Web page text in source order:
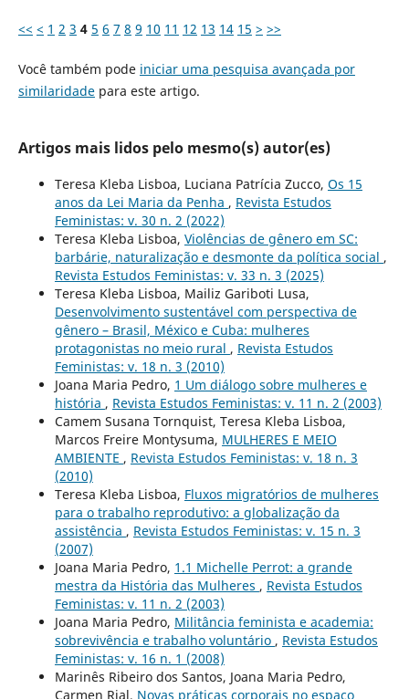
<< < 1 2 3 4 5 6 7 8 9 10 11 12 13 14 15 > >>
Você também pode iniciar uma pesquisa avançada por
similaridadepara este artigo.
Artigos mais lidos pelo mesmo(s) autor(es)
Teresa Kleba Lisboa, Luciana Patrícia Zucco, Os 15
anos da Lei Maria da Penha , Revista Estudos
Feministas: v. 30 n. 2 (2022)
Teresa Kleba Lisboa, Violências de gênero em SC:
barbárie, naturalização e desmonte da política social ,
Revista Estudos Feministas: v. 33 n. 3 (2025)
Teresa Kleba Lisboa, Mailiz Gariboti Lusa,
Desenvolvimento sustentável com perspectiva de
gênero – Brasil, México e Cuba: mulheres
protagonistas no meio rural , Revista Estudos
Feministas: v. 18 n. 3 (2010)
Joana Maria Pedro, 1 Um diálogo sobre mulheres e
história , Revista Estudos Feministas: v. 11 n. 2 (2003)
Camem Susana Tornquist, Teresa Kleba Lisboa,
Marcos Freire Montysuma, MULHERES E MEIO
AMBIENTE , Revista Estudos Feministas: v. 18 n. 3
(2010)
Teresa Kleba Lisboa, Fluxos migratórios de mulheres
para o trabalho reprodutivo: a globalização da
assistência , Revista Estudos Feministas: v. 15 n. 3
(2007)
Joana Maria Pedro, 1.1 Michelle Perrot: a grande
mestra da História das Mulheres , Revista Estudos
Feministas: v. 11 n. 2 (2003)
Joana Maria Pedro, Militância feminista e academia:
sobrevivência e trabalho voluntário , Revista Estudos
Feministas: v. 16 n. 1 (2008)
Marinês Ribeiro dos Santos, Joana Maria Pedro,
Carmen Rial, Novas práticas corporais no espaço